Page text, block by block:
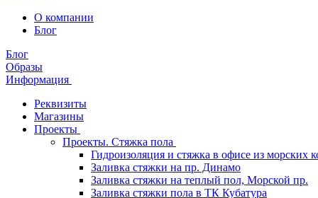
О компании
Блог
Блог
Образы
Информация
Реквизиты
Магазины
Проекты
Проекты. Стяжка пола
Гидроизоляция и стяжка в офисе из морских
Заливка стяжки на пр. Динамо
Заливка стяжки на теплый пол, Морской пр.
Заливка стяжки пола в ТК Кубатура